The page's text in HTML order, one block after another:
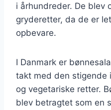
i århundreder. De blev
gryderetter, da de er
opbevare.
I Danmark er
takt med den stigende
og vegetariske retter.
blev betragtet som en